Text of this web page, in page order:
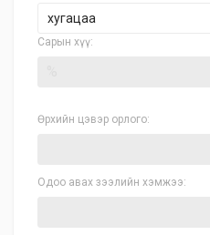
хугацаа
Сарын хүү:
Өрхийн цэвэр орлого:
Одоо авах зээлийн хэмжээ: